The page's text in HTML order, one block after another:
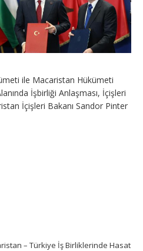
ile Macaristan Hükümeti
İşbirliği Anlaşması, İçişleri
İçişleri Bakanı Sandor Pinter
– Türkiye İş Birliklerinde Hasat